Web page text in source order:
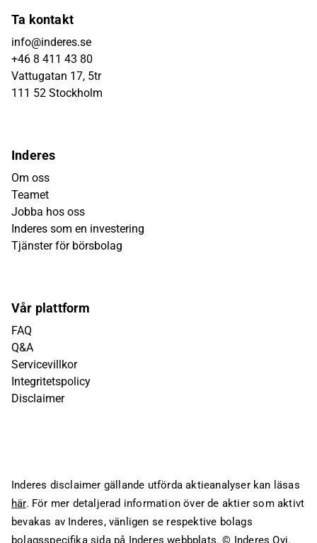
Ta kontakt
info@inderes.se
+46 8 411 43 80
Vattugatan 17, 5tr
111 52 Stockholm
Inderes
Om oss
Teamet
Jobba hos oss
Inderes som en investering
Tjänster för börsbolag
Vår plattform
FAQ
Q&A
Servicevillkor
Integritetspolicy
Disclaimer
Inderes disclaimer gällande utförda aktieanalyser kan läsas
här. För mer detaljerad information över de aktier som aktivt
bevakas av Inderes, vänligen se respektive bolags
bolagsspecifika sida på Inderes webbplats. © Inderes Oyj.